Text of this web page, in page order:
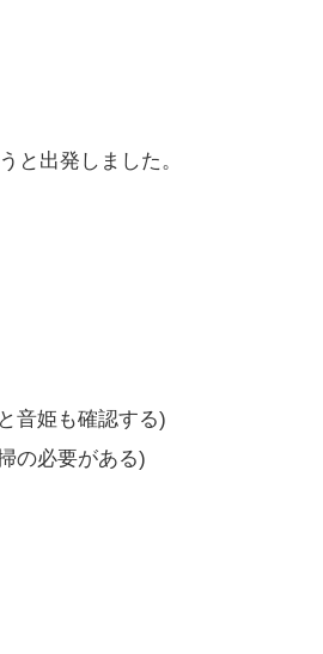
と出発しました。
音姫も確認する)
の必要がある)